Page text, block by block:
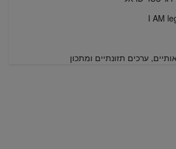
ערכים תזונתיים ומתכון